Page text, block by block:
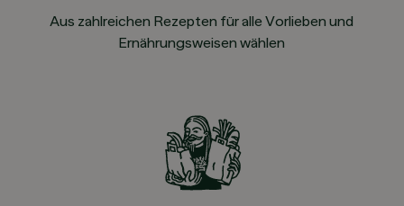
Aus zahlreichen Rezepten für alle Vorlieben und
Ernährungsweisen wählen